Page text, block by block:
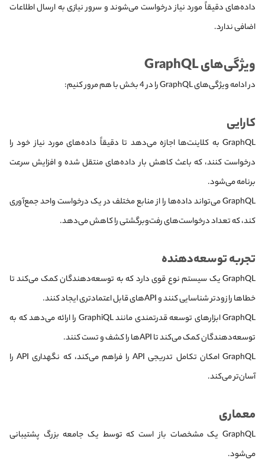
داده‌های دقیقاً مورد نیاز درخواست می‌شوند و سرور نیازی به ارسال اطلاعات
اضافی ندارد.
ویژگی‌های GraphQL
در ادامه ویژگی‌های GraphQL را در 4 بخش با هم مرور کنیم:
کارایی
GraphQL به کلاینت‌ها اجازه می‌دهد تا دقیقاً داده‌های مورد نیاز خود را
درخواست کنند، که باعث کاهش بار داده‌های منتقل شده و افزایش سرعت
برنامه می‌شود.
GraphQL می‌تواند داده‌ها را از منابع مختلف در یک درخواست واحد جمع‌آوری
کند، که تعداد درخواست‌های رفت‌وبرگشتی را کاهش می‌دهد.
تجربه توسعه‌دهنده
GraphQL یک سیستم نوع قوی دارد که به توسعه‌دهندگان کمک می‌کند تا
خطاها را زودتر شناسایی کنند و APIهای قابل اعتمادتری ایجاد کنند.
GraphQL ابزارهای توسعه قدرتمندی مانند GraphiQL را ارائه می‌دهد که به
توسعه‌دهندگان کمک می‌کند تا APIها را کشف و تست کنند.
GraphQL امکان تکامل تدریجی API را فراهم می‌کند، که نگهداری API را
آسان‌تر می‌کند.
معماری
GraphQL یک مشخصات باز است که توسط یک جامعه بزرگ پشتیبانی
می‌شود.